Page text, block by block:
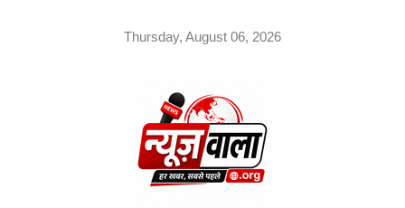
Thursday, August 06, 2026